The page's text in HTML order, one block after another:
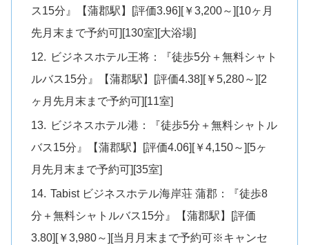
ス15分』【蒲郡駅】[評価3.96][￥3,200～][10ヶ月
先月末まで予約可][130室][大浴場]
ビジネスホテル王将：『徒歩5分＋無料シャト
ルバス15分』【蒲郡駅】[評価4.38][￥5,280～][2
ヶ月先月末まで予約可][11室]
ビジネスホテル港：『徒歩5分＋無料シャトル
バス15分』【蒲郡駅】[評価4.06][￥4,150～][5ヶ
月先月末まで予約可][35室]
Tabist ビジネスホテル海岸荘 蒲郡：『徒歩8
分＋無料シャトルバス15分』【蒲郡駅】[評価
3.80][￥3,980～][当月月末まで予約可※キャンセ